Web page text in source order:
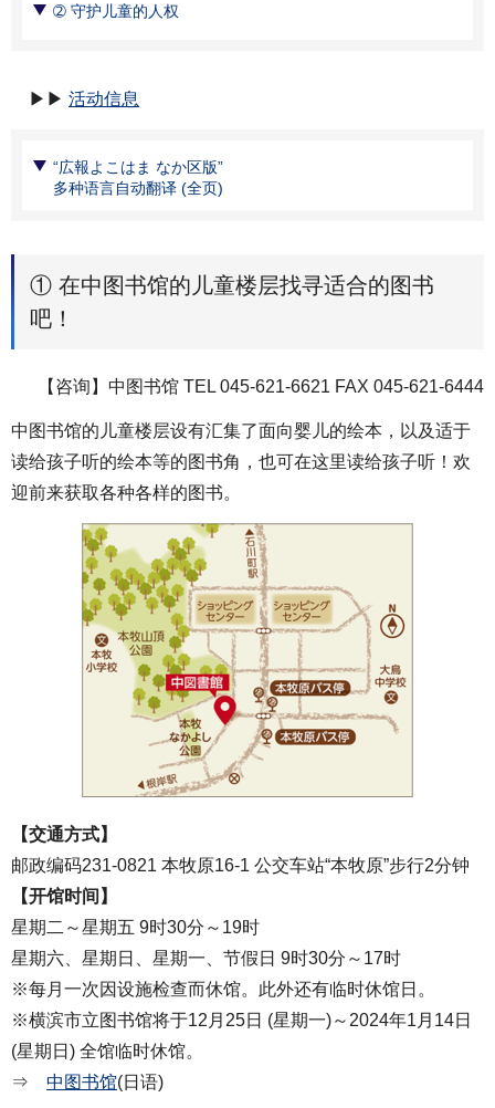
➁ 守护儿童的人权
▶▶ 活动信息
“広報よこはま なか区版”
多种语言自动翻译 (全页)
① 在中图书馆的儿童楼层找寻适合的图书
吧！
【咨询】中图书馆 TEL 045-621-6621 FAX 045-621-6444
中图书馆的儿童楼层设有汇集了面向婴儿的绘本，以及适于
读给孩子听的绘本等的图书角，也可在这里读给孩子听！欢
迎前来获取各种各样的图书。
【交通方式】
邮政编码231-0821 本牧原16-1 公交车站“本牧原”步行2分钟
【开馆时间】
星期二～星期五 9时30分～19时
星期六、星期日、星期一、节假日 9时30分～17时
※每月一次因设施检查而休馆。此外还有临时休馆日。
※横滨市立图书馆将于12月25日 (星期一)～2024年1月14日
(星期日) 全馆临时休馆。
⇒ 中图书馆(日语)